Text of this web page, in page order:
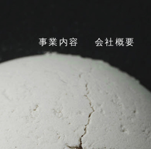
事業内容 会社概要